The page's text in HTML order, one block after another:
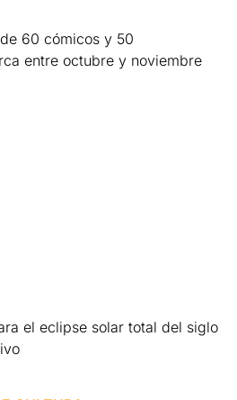
60 cómicos y 50
entre octubre y noviembre
el eclipse solar total del siglo